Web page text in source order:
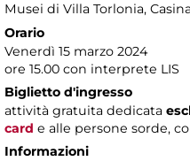
Musei di Villa Torlonia,
Orario
Venerdì 15 marzo 2024
ore 15.00 con interprete LIS
Biglietto d'ingresso
attività gratuita dedicata
card e alle persone sorde,
Informazioni